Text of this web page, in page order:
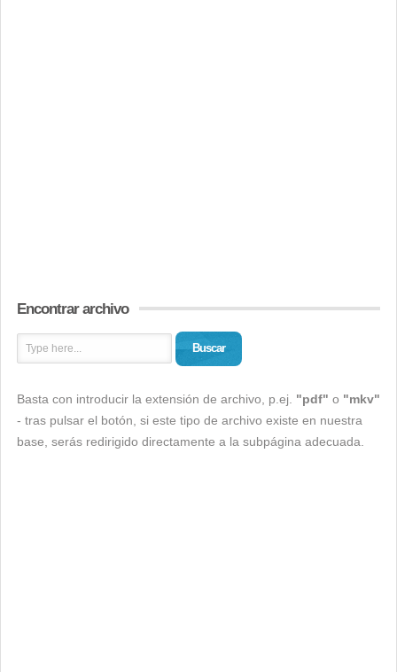
Encontrar archivo
Buscar
Basta con introducir la extensión de archivo, p.ej. "pdf" o "mkv"
- tras pulsar el botón, si este tipo de archivo existe en nuestra
base, serás redirigido directamente a la subpágina adecuada.